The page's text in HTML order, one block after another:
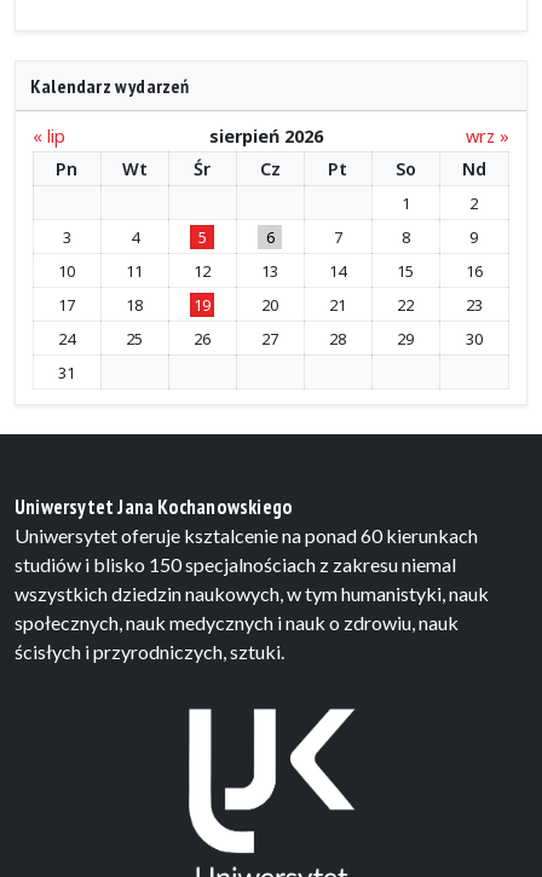
Kalendarz wydarzeń
« lip sierpień 2026
wrz »
Pn
Wt Śr Cz Pt So Nd
1
2
3
4 5 6 7 8
9
10
11 12 13 14 15
16
17
18 19 20 21 22
23
24
25 26 27 28 29
30
31
Uniwersytet Jana Kochanowskiego
Uniwersytet oferuje ksztalcenie na ponad 60 kierunkach
studiów i blisko 150 specjalnościach z zakresu niemal
wszystkich dziedzin naukowych, w tym humanistyki, nauk
społecznych, nauk medycznych i nauk o zdrowiu, nauk
ścisłych i przyrodniczych, sztuki.